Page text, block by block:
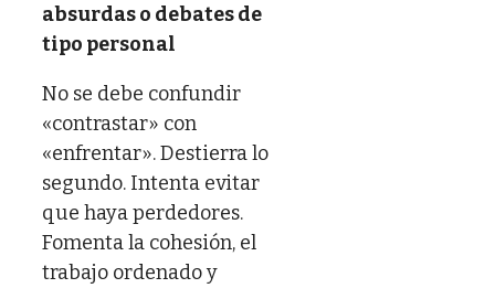
absurdas o debates de
tipo personal
No se debe confundir
«contrastar» con
«enfrentar». Destierra lo
segundo. Intenta evitar
que haya perdedores.
Fomenta la cohesión, el
trabajo ordenado y